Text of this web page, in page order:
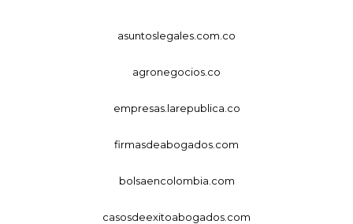
asuntoslegales.com.co
agronegocios.co
empresas.larepublica.co
firmasdeabogados.com
bolsaencolombia.com
casosdeexitoabogados.com